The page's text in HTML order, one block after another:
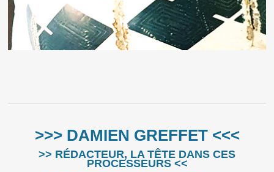
>>> DAMIEN GREFFET <<<
>> RÉDACTEUR, LA TÊTE DANS CES
PROCESSEURS <<